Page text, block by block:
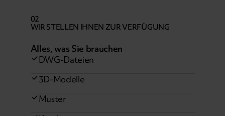
02
WIR STELLEN IHNEN ZUR VERFÜGUNG
Alles, was Sie brauchen
DWG-Dateien
3D-Modelle
Muster